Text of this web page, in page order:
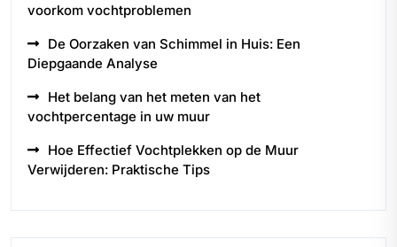
voorkom vochtproblemen
De Oorzaken van Schimmel in Huis: Een
Diepgaande Analyse
Het belang van het meten van het
vochtpercentage in uw muur
Hoe Effectief Vochtplekken op de Muur
Verwijderen: Praktische Tips